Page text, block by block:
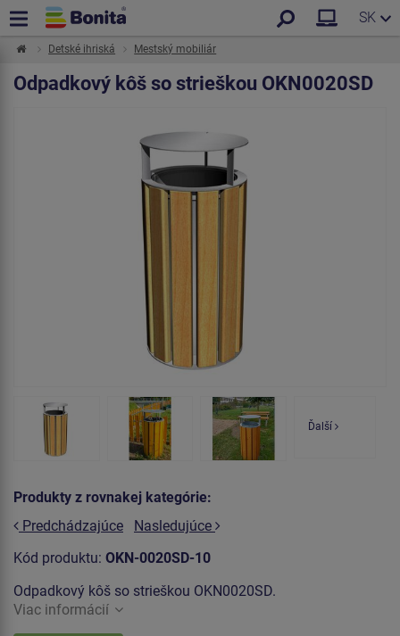
SK
Detské ihriská Mestský mobiliár
Odpadkový kôš so strieškou OKN0020SD
Ďalší
Produkty z rovnakej kategórie:
Predchádzajúce
Nasledujúce
Kód produktu: OKN-0020SD-10
Odpadkový kôš so strieškou OKN0020SD.
Viac informácií